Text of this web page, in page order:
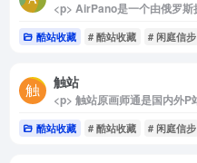
酷站收藏 # 酷站收藏 # 闲庭信步
触站
酷站收藏 # 酷站收藏 # 闲庭信步